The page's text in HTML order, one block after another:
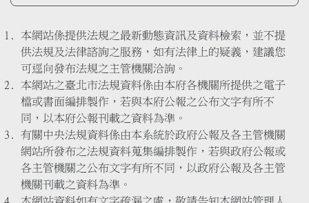
本網站係提供法規之最新動態資訊及資料檢索，並不提
供法規及法律諮詢之服務，如有法律上的疑義，建議您
可逕向發布法規之主管機關洽詢。
本網站之臺北市法規資料係由本府各機關所提供之電子
檔或書面編排製作，若與本府公報之公布文字有所不
同，以本府公報刊載之資料為準。
有關中央法規資料係由本系統於政府公報及各主管機關
網站所發布之法規資料蒐集編排製作，若與政府公報或
各主管機關之公布文字有所不同，以政府公報及各主管
機關刊載之資料為準。